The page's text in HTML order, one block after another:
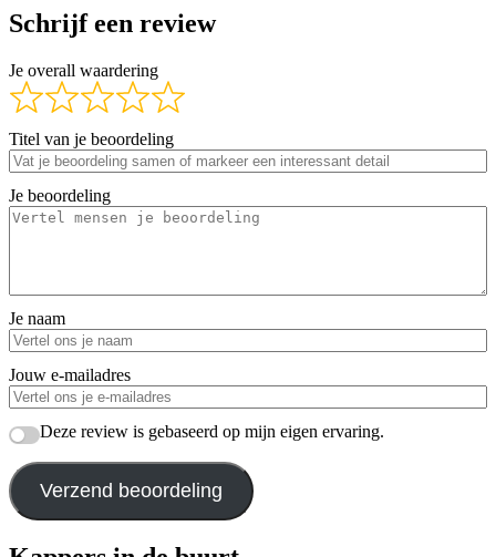
Schrijf een review
Je overall waardering
Titel van je beoordeling
Je beoordeling
Je naam
Jouw e-mailadres
Deze review is gebaseerd op mijn eigen ervaring.
Verzend beoordeling